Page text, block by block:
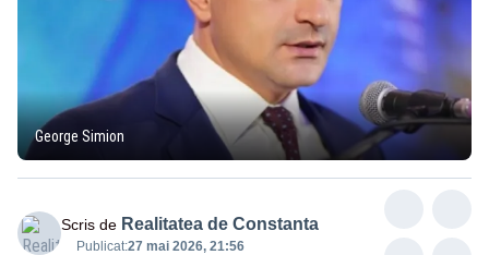
George Simion
Scris de Realitatea de Constanta
Publicat:27 mai 2026, 21:56